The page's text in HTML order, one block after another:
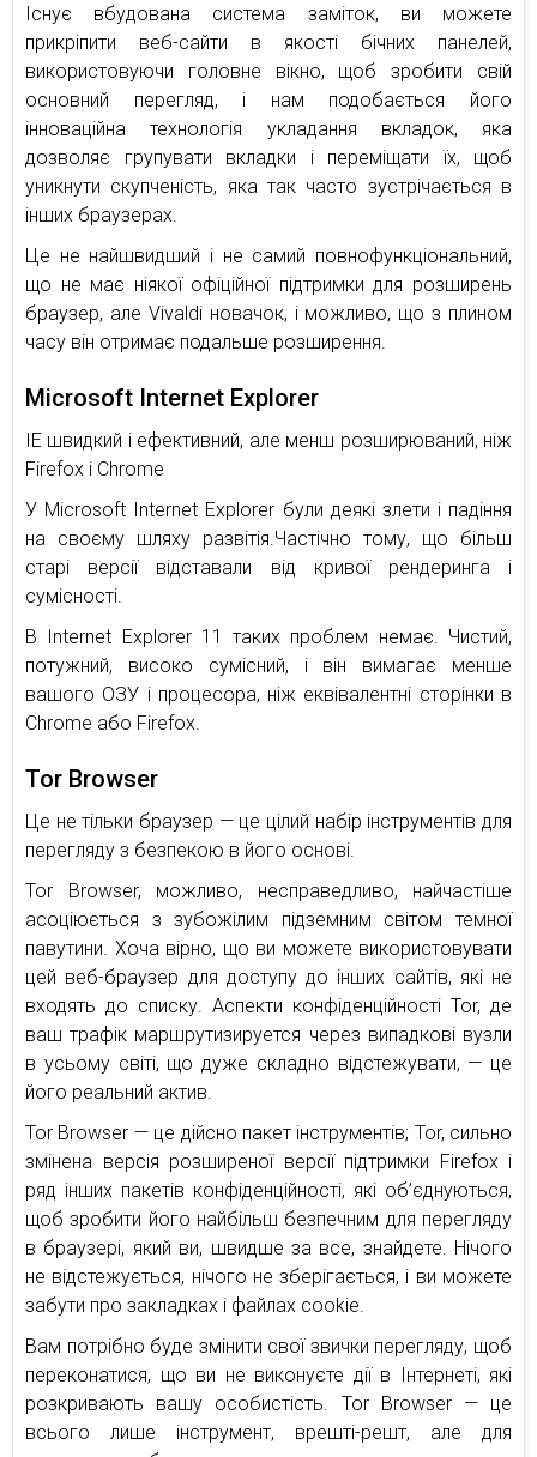
Існує вбудована система заміток, ви можете
прикріпити веб-сайти в якості бічних панелей,
використовуючи головне вікно, щоб зробити свій
основний перегляд, і нам подобається його
інноваційна технологія укладання вкладок, яка
дозволяє групувати вкладки і переміщати їх, щоб
уникнути скупченість, яка так часто зустрічається в
інших браузерах.
Це не найшвидший і не самий повнофункціональний,
що не має ніякої офіційної підтримки для розширень
браузер, але Vivaldi новачок, і можливо, що з плином
часу він отримає подальше розширення.
Microsoft Internet Explorer
IE швидкий і ефективний, але менш розширюваний, ніж
Firefox і Chrome
У Microsoft Internet Explorer були деякі злети і падіння
на своєму шляху развітія.Частічно тому, що більш
старі версії відставали від кривої рендеринга і
сумісності.
В Internet Explorer 11 таких проблем немає. Чистий,
потужний, високо сумісний, і він вимагає менше
вашого ОЗУ і процесора, ніж еквівалентні сторінки в
Chrome або Firefox.
Tor Browser
Це не тільки браузер — це цілий набір інструментів для
перегляду з безпекою в його основі.
Tor Browser, можливо, несправедливо, найчастіше
асоціюється з зубожілим підземним світом темної
павутини. Хоча вірно, що ви можете використовувати
цей веб-браузер для доступу до інших сайтів, які не
входять до списку. Аспекти конфіденційності Tor, де
ваш трафік маршрутизируется через випадкові вузли
в усьому світі, що дуже складно відстежувати, — це
його реальний актив.
Tor Browser — це дійсно пакет інструментів; Tor, сильно
змінена версія розширеної версії підтримки Firefox і
ряд інших пакетів конфіденційності, які об’єднуються,
щоб зробити його найбільш безпечним для перегляду
в браузері, який ви, швидше за все, знайдете. Нічого
не відстежується, нічого не зберігається, і ви можете
забути про закладках і файлах cookie.
Вам потрібно буде змінити свої звички перегляду, щоб
переконатися, що ви не виконуєте дії в Інтернеті, які
розкривають вашу особистість. Tor Browser — це
всього лише інструмент, врешті-решт, але для